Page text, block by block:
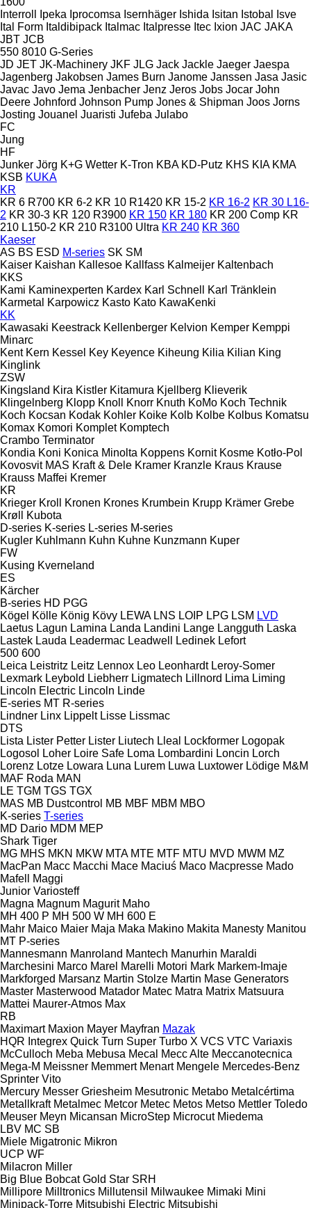
Interroll
Ipeka Iprocomsa Isernhäger Ishida Isitan Istobal
Isve
Ital Form Italdibipack Italmac Italpresse Itec Ixion JAC JAKA
JBT JCB
550 8010 G-Series
JD JET JK-Machinery JKF JLG Jack Jackle Jaeger Jaespa
Jagenberg Jakobsen James Burn Janome Janssen Jasa Jasic
Javac Javo Jema Jenbacher Jenz Jeros Jobs Jocar John
Deere Johnford Johnson Pump Jones & Shipman Joos Jorns
Josting Jouanel Juaristi Jufeba Julabo
FC
Jung
HF
Junker Jörg K+G Wetter K-Tron KBA KD-Putz KHS KIA KMA
KSB KUKA
KR
KR 6 R700 KR 6-2 KR 10 R1420 KR 15-2 KR 16-2 KR 30 L16-
2 KR 30-3 KR 120 R3900 KR 150 KR 180 KR 200 Comp KR
210 L150-2 KR 210 R3100 Ultra KR 240 KR 360
Kaeser
AS BS ESD M-series SK SM
Kaiser Kaishan Kallesoe Kallfass Kalmeijer Kaltenbach
KKS
Kami Kaminexperten Kardex Karl Schnell
Karl Tränklein
Karmetal
Karpowicz Kasto Kato KawaKenki
KK
Kawasaki Keestrack Kellenberger Kelvion Kemper Kemppi
Minarc
Kent Kern Kessel Key Keyence Kiheung Kilia Kilian King
Kinglink
ZSW
Kingsland Kira Kistler Kitamura Kjellberg Klieverik
Klingelnberg Klopp Knoll Knorr Knuth KoMo Koch Technik
Koch Kocsan Kodak Kohler Koike Kolb Kolbe Kolbus Komatsu
Komax Komori Komplet Komptech
Crambo Terminator
Kondia Koni Konica Minolta Koppens Kornit Kosme Kotło-Pol
Kovosvit MAS Kraft & Dele Kramer Kranzle Kraus Krause
Krauss Maffei Kremer
KR
Krieger Kroll Kronen Krones Krumbein Krupp Krämer Grebe
Krøll
Kubota
D-series K-series L-series M-series
Kugler Kuhlmann Kuhn Kuhne Kunzmann Kuper
FW
Kusing Kverneland
ES
Kärcher
B-series HD PGG
Kögel Kölle König Kövy LEWA LNS LOIP LPG LSM LVD
Laetus Lagun Lamina Landa Landini Lange Langguth Laska
Lastek Lauda Leadermac Leadwell Ledinek Lefort
500 600
Leica Leistritz Leitz Lennox Leo Leonhardt Leroy-Somer
Lexmark Leybold Liebherr Ligmatech Lillnord Lima Liming
Lincoln Electric Lincoln Linde
E-series MT R-series
Lindner Linx Lippelt Lisse Lissmac
DTS
Lista Lister Petter Lister Liutech Lleal Lockformer Logopak
Logosol
Loher Loire Safe Loma Lombardini Loncin Lorch
Lorenz Lotze Lowara Luna Lurem Luwa Luxtower Lödige M&M
MAF Roda MAN
LE TGM TGS TGX
MAS MB Dustcontrol MB MBF MBM MBO
K-series T-series
MD Dario MDM MEP
Shark Tiger
MG MHS MKN MKW MTA MTE MTF MTU MVD MWM MZ
MacPan Macc Macchi Mace Maciuś Maco Macpresse Mado
Mafell
Maggi
Junior Variosteff
Magna Magnum Magurit Maho
MH 400 P MH 500 W MH 600 E
Mahr Maico Maier Maja Maka Makino Makita Manesty Manitou
MT P-series
Mannesmann Manroland Mantech Manurhin Maraldi
Marchesini Marco Marel Marelli Motori Mark Markem-Imaje
Markforged Marsanz Martin Stolze Martin Mase Generators
Master Masterwood Matador Matec Matra Matrix Matsuura
Mattei Maurer-Atmos Max
RB
Maximart Maxion Mayer Mayfran Mazak
HQR Integrex Quick Turn Super Turbo X VCS VTC Variaxis
McCulloch Meba Mebusa Mecal Mecc Alte Meccanotecnica
Mega-M Meissner Memmert Menart Mengele Mercedes-Benz
Sprinter Vito
Mercury Messer Griesheim Mesutronic Metabo Metalcértima
Metallkraft Metalmec Metcor Metec Metos Metso Mettler Toledo
Meuser Meyn Micansan MicroStep Microcut Miedema
LBV MC SB
Miele Migatronic Mikron
UCP WF
Milacron Miller
Big Blue Bobcat Gold Star SRH
Millipore Milltronics Millutensil Milwaukee Mimaki Mini
Minipack-Torre Mitsubishi Electric Mitsubishi